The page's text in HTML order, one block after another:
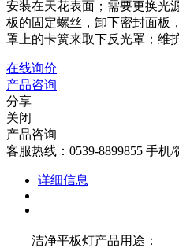
安装在天花表面；需要更换光
板的固定螺丝，卸下密封面板
罩上的卡簧来取下反光罩；维
在线询价
产品咨询
分享
关闭
产品咨询
客服热线：0539-8899855 手机/
详细信息
洁净平板灯产品用途：